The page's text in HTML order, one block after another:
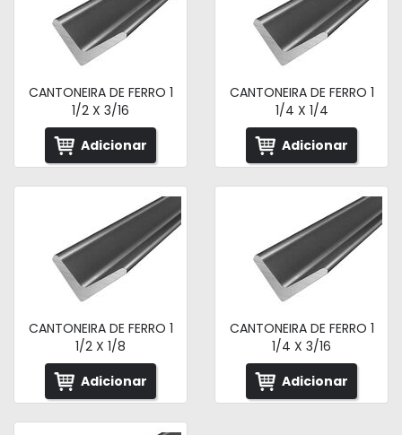
CANTONEIRA DE FERRO 1
1/2 X 3/16
Adicionar
CANTONEIRA DE FERRO 1
1/4 X 1/4
Adicionar
CANTONEIRA DE FERRO 1
1/2 X 1/8
Adicionar
CANTONEIRA DE FERRO 1
1/4 X 3/16
Adicionar